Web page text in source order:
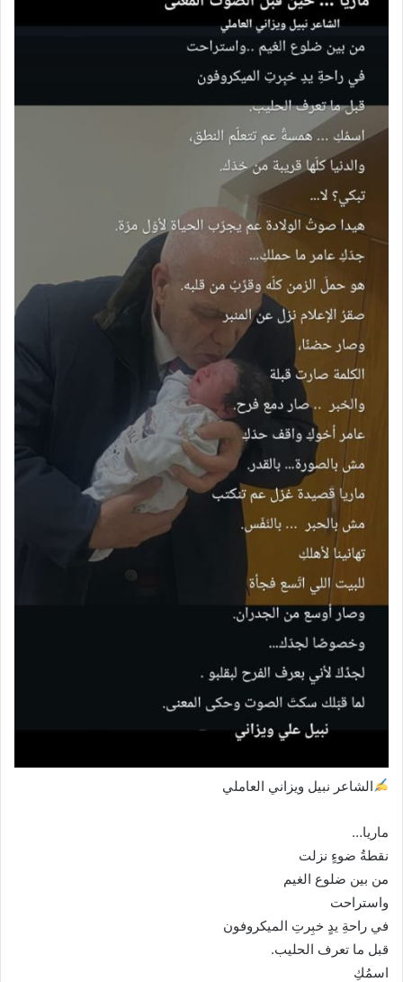
الشاعر نبيل ويزاني العاملي
ماريا…
نقطةُ ضوءٍ نزلت
من بين ضلوع الغيم
واستراحت
في راحةِ يدٍ خبِرتِ الميكروفون
قبل ما تعرف الحليب.
اسمُكِ